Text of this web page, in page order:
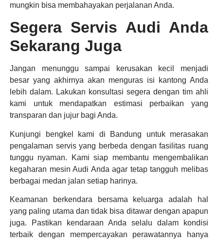
mungkin bisa membahayakan perjalanan Anda.
Segera Servis Audi Anda
Sekarang Juga
Jangan menunggu sampai kerusakan kecil menjadi
besar yang akhirnya akan menguras isi kantong Anda
lebih dalam. Lakukan konsultasi segera dengan tim ahli
kami untuk mendapatkan estimasi perbaikan yang
transparan dan jujur bagi Anda.
Kunjungi bengkel kami di Bandung untuk merasakan
pengalaman servis yang berbeda dengan fasilitas ruang
tunggu nyaman. Kami siap membantu mengembalikan
kegaharan mesin Audi Anda agar tetap tangguh melibas
berbagai medan jalan setiap harinya.
Keamanan berkendara bersama keluarga adalah hal
yang paling utama dan tidak bisa ditawar dengan apapun
juga. Pastikan kendaraan Anda selalu dalam kondisi
terbaik dengan mempercayakan perawatannya hanya